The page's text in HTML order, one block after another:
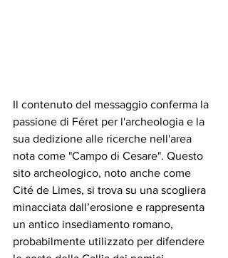
Il contenuto del messaggio conferma la
passione di Féret per l'archeologia e la
sua dedizione alle ricerche nell'area
nota come "Campo di Cesare". Questo
sito archeologico, noto anche come
Cité de Limes, si trova su una scogliera
minacciata dall’erosione e rappresenta
un antico insediamento romano,
probabilmente utilizzato per difendere